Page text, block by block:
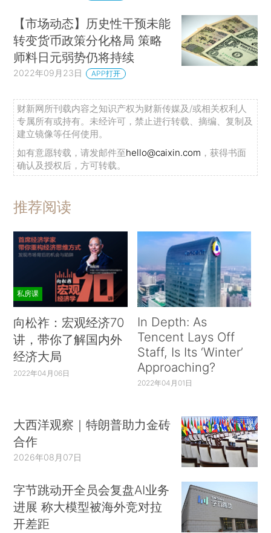
【市场动态】历史性干预未能
转变货币政策分化格局 策略
师料日元弱势仍将持续
2022年09月23日 APP打开
财新网所刊载内容之知识产权为财新传媒及/或相关权利人
专属所有或持有。未经许可，禁止进行转载、摘编、复制及
建立镜像等任何使用。
如有意愿转载，请发邮件至hello@caixin.com ，获得书面
确认及授权后，方可转载。
推荐阅读
私房课
向松祚：宏观经济70
讲，带你了解国内外
经济大局
2022年04月06日
In Depth: As
Tencent Lays Off
Staff, Is Its ‘Winter’
Approaching?
2022年04月01日
大西洋观察｜特朗普助力金砖
合作
2026年08月07日
字节跳动开全员会复盘AI业务
进展 称大模型被海外竞对拉
开差距